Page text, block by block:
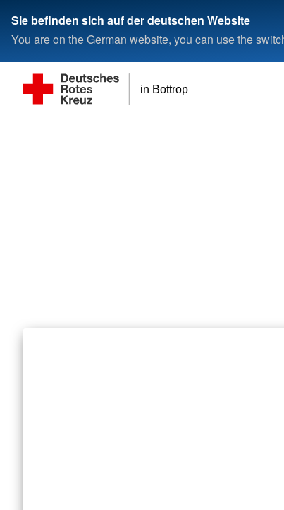
Sie befinden sich auf der deutschen Website
You are on the German website, you can use the
in Bottrop